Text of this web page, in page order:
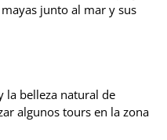
junto al mar y sus
la belleza natural de
algunos tours en la zona